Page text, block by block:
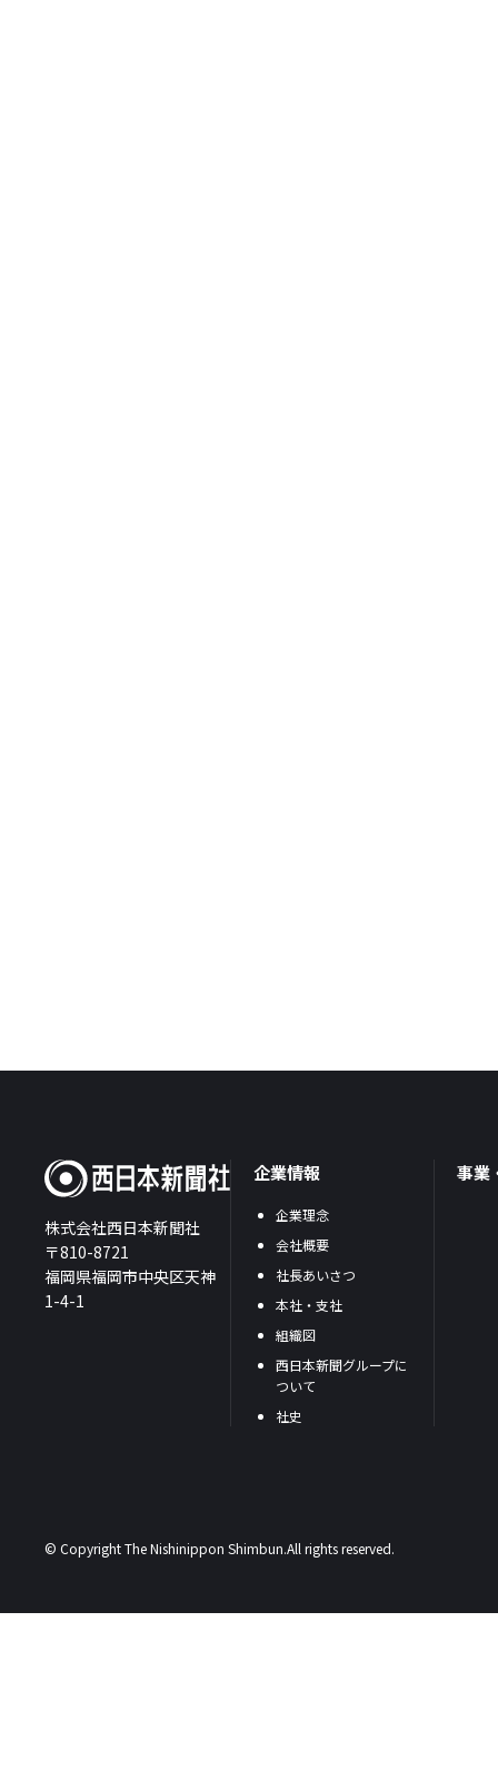
株式会社西日本新聞社
〒810-8721
福岡県福岡市中央区天神
1-4-1
企業情報
企業理念
会社概要
社長あいさつ
本社・支社
組織図
西日本新聞グループに
ついて
社史
事業
© Copyright The Nishinippon Shimbun.All rights reserved.